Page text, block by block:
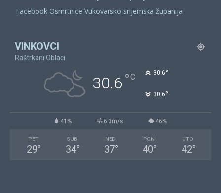
Facebook Osmrtnice Vukovarsko srijemska županija
VINKOVCI
Raštrkani Oblaci
30.6 °C 30.6°
30.6°
41% 6.3m/s 46%
PET
29°
SUB
34°
NED
37°
PON
40°
UTO
42°